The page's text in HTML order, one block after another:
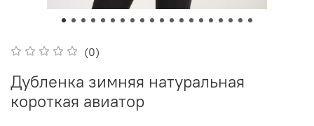
(0)
Дубленка зимняя натуральная
короткая авиатор